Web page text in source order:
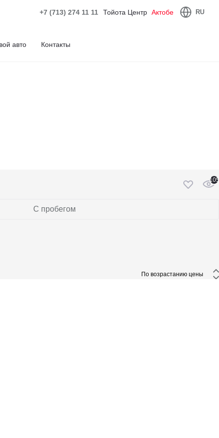
+7 (713) 274 11 11 Тойота Центр Актобе RU
авто Контакты
105
С пробегом